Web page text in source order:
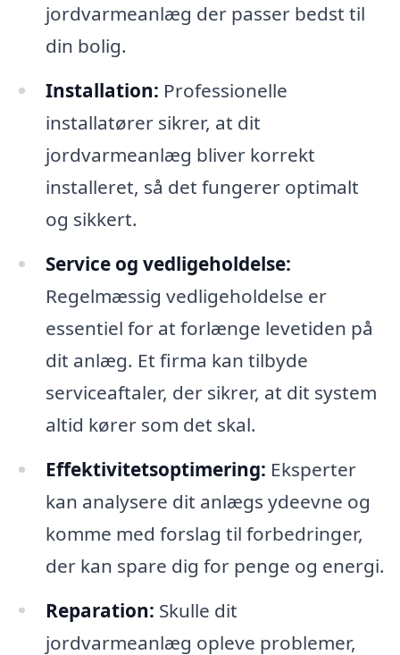
jordvarmeanlæg der passer bedst til
din bolig.
Installation: Professionelle
installatører sikrer, at dit
jordvarmeanlæg bliver korrekt
installeret, så det fungerer optimalt
og sikkert.
Service og vedligeholdelse:
Regelmæssig vedligeholdelse er
essentiel for at forlænge levetiden på
dit anlæg. Et firma kan tilbyde
serviceaftaler, der sikrer, at dit system
altid kører som det skal.
Effektivitetsoptimering: Eksperter
kan analysere dit anlægs ydeevne og
komme med forslag til forbedringer,
der kan spare dig for penge og energi.
Reparation: Skulle dit
jordvarmeanlæg opleve problemer,